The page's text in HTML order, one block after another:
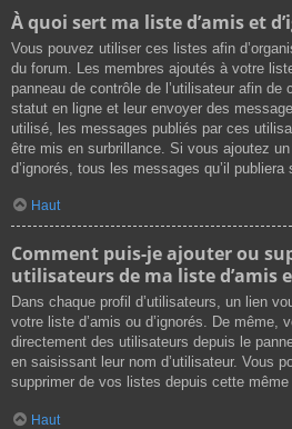
À quoi sert ma liste d’amis et
Vous pouvez utiliser ces listes afin
du forum. Les membres ajoutés à votre
panneau de contrôle de l’utilisateur afin de
statut en ligne et leur envoyer des
utilisé, les messages publiés par ces
être mis en surbrillance. Si vous ajoutez
d’ignorés, tous les messages qu’il publiera
Haut
Comment puis-je ajouter ou
utilisateurs de ma liste d’amis
Dans chaque profil d’utilisateurs, un lien
votre liste d’amis ou d’ignorés. De même,
directement des utilisateurs depuis le
en saisissant leur nom d’utilisateur. Vous
supprimer de vos listes depuis cette même
Haut